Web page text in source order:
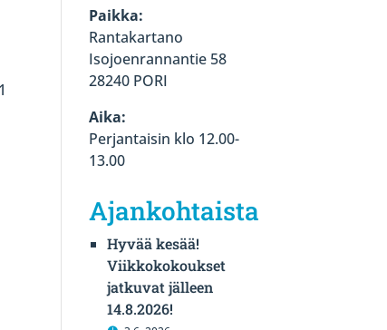
Paikka:
Rantakartano
Isojoenrannantie 58
28240 PORI
Aika:
Perjantaisin klo 12.00-
13.00
Ajankohtaista
Hyvää kesää!
Viikkokokoukset
jatkuvat jälleen
14.8.2026!